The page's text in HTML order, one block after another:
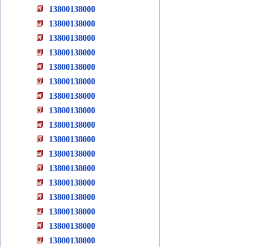
13800138000
13800138000
13800138000
13800138000
13800138000
13800138000
13800138000
13800138000
13800138000
13800138000
13800138000
13800138000
13800138000
13800138000
13800138000
13800138000
13800138000